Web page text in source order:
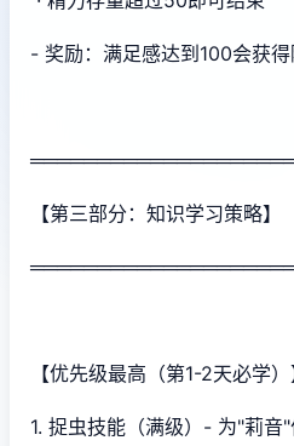
- 奖励：满足感达到100会获
【第三部分：知识学习策略】
【优先级最高（第1-2天必学）
1. 捉虫技能（满级）- 为"莉音